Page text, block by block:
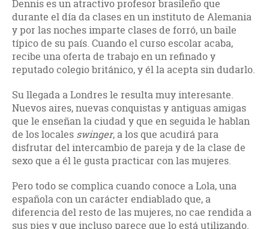
Dennis es un atractivo profesor brasileño que
durante el día da clases en un instituto de Alemania
y por las noches imparte clases de forró, un baile
típico de su país. Cuando el curso escolar acaba,
recibe una oferta de trabajo en un refinado y
reputado colegio británico, y él la acepta sin dudarlo.
Su llegada a Londres le resulta muy interesante.
Nuevos aires, nuevas conquistas y antiguas amigas
que le enseñan la ciudad y que en seguida le hablan
de los locales swinger, a los que acudirá para
disfrutar del intercambio de pareja y de la clase de
sexo que a él le gusta practicar con las mujeres.
Pero todo se complica cuando conoce a Lola, una
española con un carácter endiablado que, a
diferencia del resto de las mujeres, no cae rendida a
sus pies y que incluso parece que lo está utilizando.